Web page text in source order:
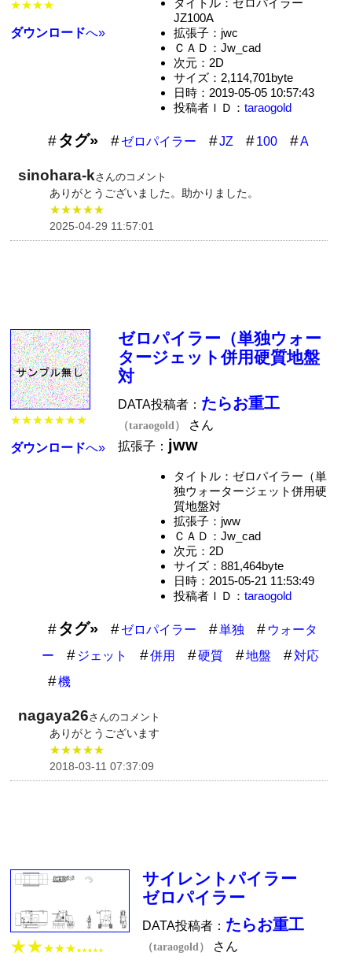
★★★★
ダウンロードへ»
JZ100A
拡張子：jwc
ＣＡＤ：Jw_cad
次元：2D
サイズ：2,114,701byte
日時：2019-05-05 10:57:43
投稿者ＩＤ： taraogold
タグ» ゼロパイラー JZ 100 A
sinohara-kさんのコメント
ありがとうございました。助かりました。
★★★★★
2025-04-29 11:57:01
★★★★★★★
ダウンロードへ»
ゼロパイラー（単独ウォー
タージェット併用硬質地盤
対
DATA投稿者： たらお重工
（taraogold）
さん
拡張子： jww
タイトル：ゼロパイラー（単
独ウォータージェット併用硬
質地盤対
拡張子：jww
ＣＡＤ：Jw_cad
次元：2D
サイズ：881,464byte
日時：2015-05-21 11:53:49
投稿者ＩＤ： taraogold
タグ» ゼロパイラー 単独
ウォータ
ー
ジェット 併用 硬質 地盤
対応
機
nagaya26さんのコメント
ありがとうございます
★★★★★
2018-03-11 07:37:09
★★★★★ ★★★★★
サイレントパイラー
ゼロパイラー
DATA投稿者： たらお重工
（taraogold） さん